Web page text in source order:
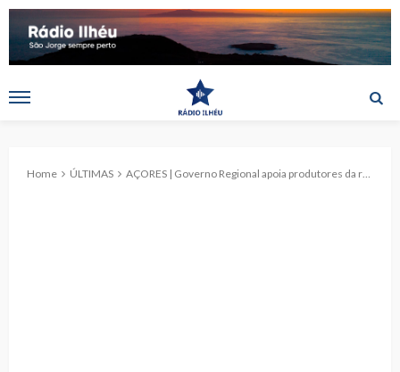
Home ÚLTIMAS AÇORES | Governo Regional apoia produtores da raça bovina Ramo Grande